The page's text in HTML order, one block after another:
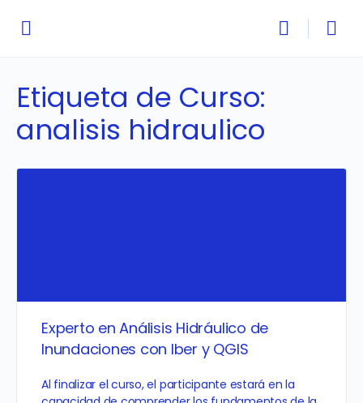
Etiqueta de Curso:
analisis hidraulico
Experto en Análisis Hidráulico de
Inundaciones con Iber y QGIS
Al finalizar el curso, el participante estará en la